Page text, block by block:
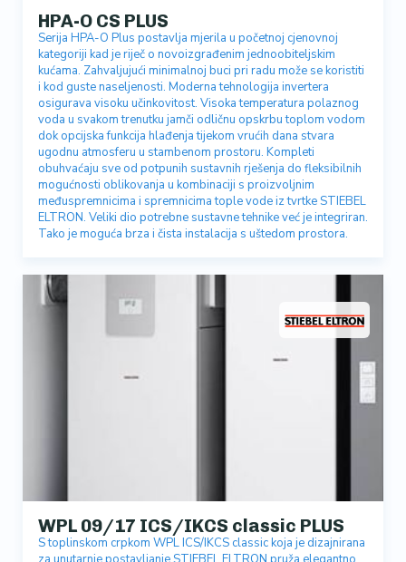
HPA-O CS PLUS
Serija HPA-O Plus postavlja mjerila u početnoj cjenovnoj
kategoriji kad je riječ o novoizgrađenim jednoobiteljskim
kućama. Zahvaljujući minimalnoj buci pri radu može se koristiti
i kod guste naseljenosti. Moderna tehnologija invertera
osigurava visoku učinkovitost. Visoka temperatura polaznog
voda u svakom trenutku jamči odličnu opskrbu toplom vodom
dok opcijska funkcija hlađenja tijekom vrućih dana stvara
ugodnu atmosferu u stambenom prostoru. Kompleti
obuhvaćaju sve od potpunih sustavnih rješenja do fleksibilnih
mogućnosti oblikovanja u kombinaciji s proizvoljnim
međuspremnicima i spremnicima tople vode iz tvrtke STIEBEL
ELTRON. Veliki dio potrebne sustavne tehnike već je integriran.
Tako je moguća brza i čista instalacija s uštedom prostora.
WPL 09/17 ICS/IKCS classic PLUS
S toplinskom crpkom WPL ICS/IKCS classic koja je dizajnirana